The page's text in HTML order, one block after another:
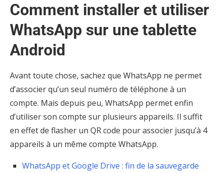
Comment installer et utiliser
WhatsApp sur une tablette
Android
Avant toute chose, sachez que WhatsApp ne permet
d’associer qu’un seul numéro de téléphone à un
compte. Mais depuis peu, WhatsApp permet enfin
d’utiliser son compte sur plusieurs appareils. Il suffit
en effet de flasher un QR code pour associer jusqu’à 4
appareils à un même compte WhatsApp.
WhatsApp et Google Drive : fin de la sauvegarde